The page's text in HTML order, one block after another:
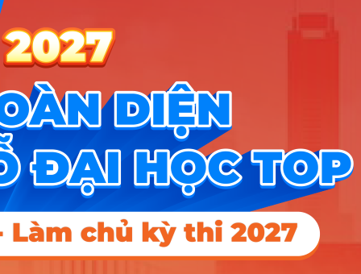
Công cụ
Trắc nghiệm MBTI
Tra cứu đề án tuyển sinh
Tư vấn hướng nghiệp
Tin tức
Tin giáo dục nổi bật
Tin tuyển sinh vào 10
Về chúng tôi
Liên hệ
Điều khoản dịch vụ